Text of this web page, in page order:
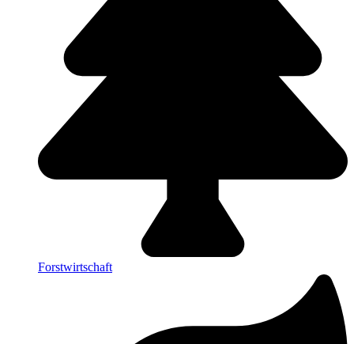
Forstwirtschaft